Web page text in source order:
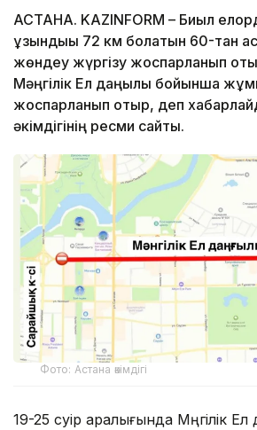
АСТАНА. KAZINFORM – Биыл
ұзындығы 72 км болатын 60-тан
жөндеу жүргізу жоспарланып
Мәңгілік Ел даңғылы бойынша
жоспарланып отыр, деп
әкімдігінің ресми сайты.
Фото: Астана әкімдігі
19-25 сәуір аралығында Мәңгілік